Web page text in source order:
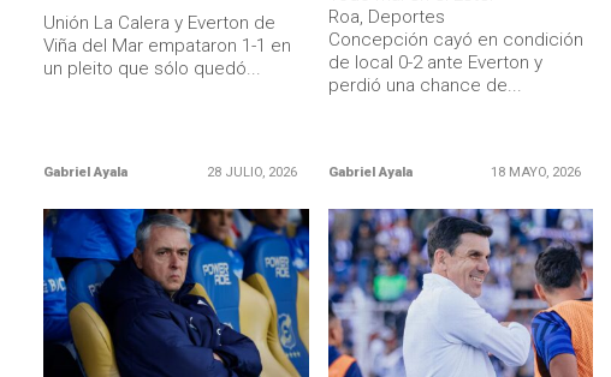
Unión La Calera y Everton de
Viña del Mar empataron 1-1 en
un pleito que sólo quedó...
Gabriel Ayala 28 JULIO, 2026
Roa, Deportes
Concepción cayó en condición
de local 0-2 ante Everton y
perdió una chance de...
Gabriel Ayala 18 MAYO, 2026
LEER MÁS LEER MÁS